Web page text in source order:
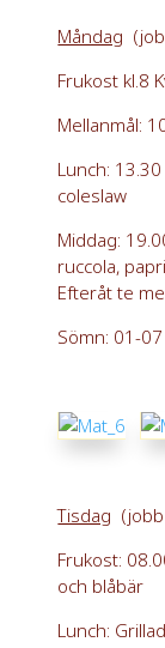
Måndag
Frukost kl.8
Mellanmål:
Lunch:
coleslaw
Middag:
ruccola,
Efteråt te
Sömn: 01-07
Tisdag
Frukost:
och blåbär
Lunch: